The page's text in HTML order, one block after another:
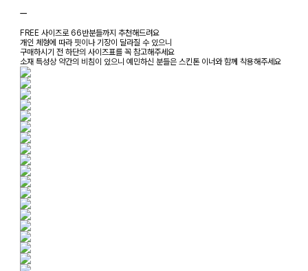
ㅡ
FREE 사이즈로 66반분들까지 추천해드려요
개인 체형에 따라 핏이나 기장이 달라질 수 있으니
구매하시기 전 하단의 사이즈표를 꼭 참고해주세요
소재 특성상 약간의 비침이 있으니 예민하신 분들은 스킨톤 이너와 함께 착용해주세요